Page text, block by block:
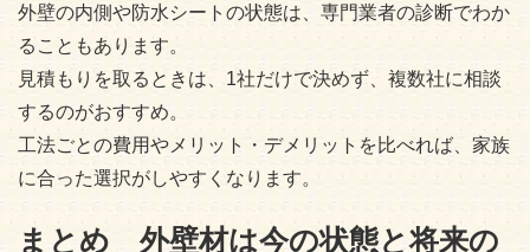
外壁の内側や防水シートの状態は、専門業者の診断でわか
ることもあります。
見積もりを取るときは、1社だけで決めず、複数社に相談
するのがおすすめ。
工法ごとの費用やメリット・デメリットを比べれば、家族
に合った選択がしやすくなります。
まとめ 外壁材は今の状態と将来の